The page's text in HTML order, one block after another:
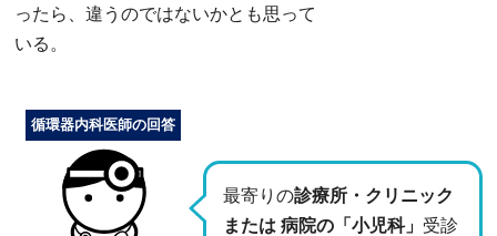
ったら、違うのではないかとも思って
いる。
最寄りの診療所・クリニック
または 病院の「小児科」 受診
循環器内科医師の回答